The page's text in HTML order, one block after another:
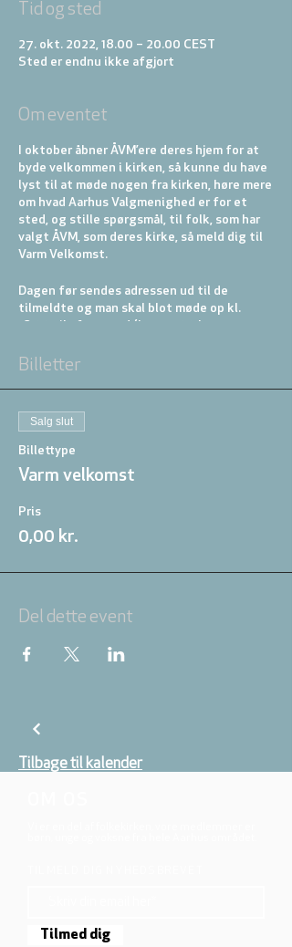
Tid og sted
27. okt. 2022, 18.00 – 20.00 CEST
Sted er endnu ikke afgjort
Om eventet
I oktober åbner ÅVM’ere deres hjem for at
byde velkommen i kirken, så kunne du have
lyst til at møde nogen fra kirken, høre mere
om hvad Aarhus Valgmenighed er for et
sted, og stille spørgsmål, til folk, som har
valgt ÅVM, som deres kirke, så meld dig til
Varm Velkomst.
Dagen før sendes adressen ud til de
tilmeldte og man skal blot møde op kl.
Billetter
Salg slut
Billettype
Varm velkomst
Pris
0,00 kr.
Del dette event
Tilbage til kalender
Tilmed dig